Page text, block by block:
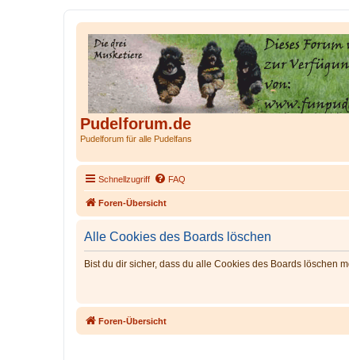
Pudelforum.de
Pudelforum für alle Pudelfans
Schnellzugriff FAQ
Foren-Übersicht
Alle Cookies des Boards löschen
Bist du dir sicher, dass du alle Cookies des Boards löschen
Foren-Übersicht